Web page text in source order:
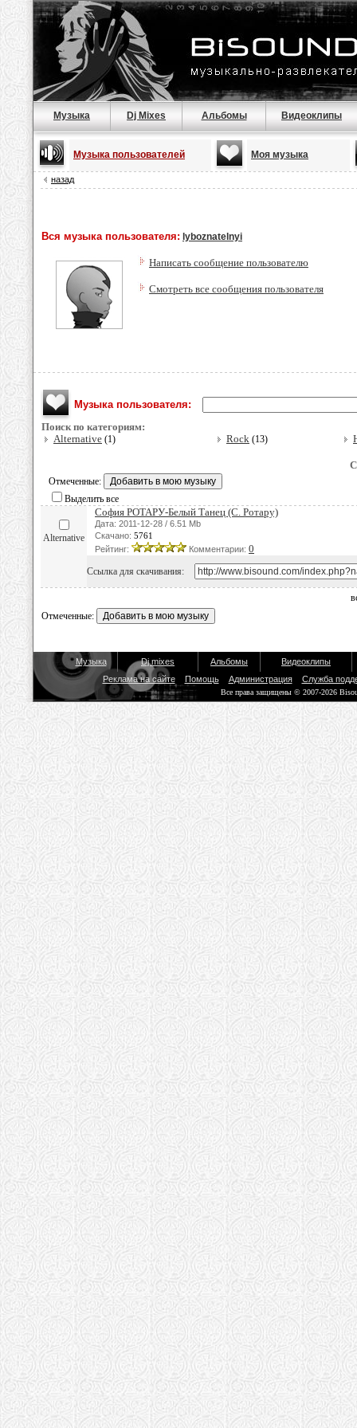
Музыка Dj Mixes Альбомы Видеоклипы
Музыка пользователей Моя музыка
назад
Вся музыка пользователя: lyboznatelnyi
Написать сообщение пользователю
Смотреть все сообщения пользователя
Музыка пользователя:
Поиск по категориям:
Alternative (1) Rock (13)
Отмеченные:
Выделить все
Alternative
София РОТАРУ-Белый Танец (С. Ротару)
Дата: 2011-12-28 / 6.51 Mb
Скачано: 5761
Рейтинг:
Комментарии: 0
Ссылка для скачивания:
Отмеченные:
Музыка Dj mixes Альбомы
Видеоклипы
Реклама на сайте
Помощь Администрация Служба
Все права защищены © 2007-2026